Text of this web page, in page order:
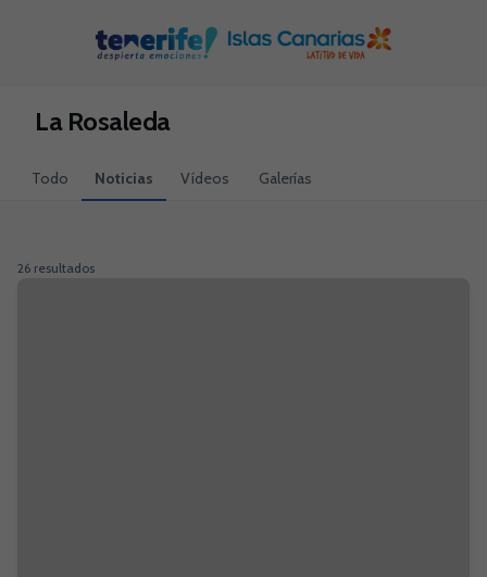
La Rosaleda
Todo Noticias Vídeos Galerías
26 resultados